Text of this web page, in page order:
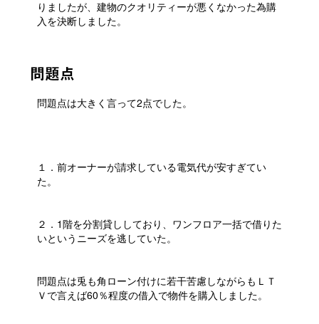
りましたが、建物のクオリティーが悪くなかった為購
入を決断しました。
問題点
問題点は大きく言って2点でした。
１．前オーナーが請求している電気代が安すぎてい
た。
２．1階を分割貸ししており、ワンフロア一括で借りた
いというニーズを逃していた。
問題点は兎も角ローン付けに若干苦慮しながらもＬＴ
Ｖで言えば60％程度の借入で物件を購入しました。